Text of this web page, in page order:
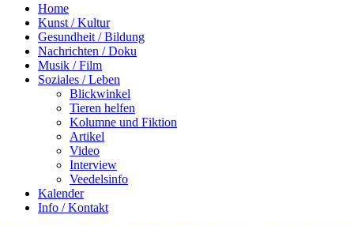
Home
Kunst / Kultur
Gesundheit / Bildung
Nachrichten / Doku
Musik / Film
Soziales / Leben
Blickwinkel
Tieren helfen
Kolumne und Fiktion
Artikel
Video
Interview
Veedelsinfo
Kalender
Info / Kontakt